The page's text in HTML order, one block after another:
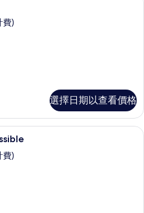
費)
選擇日期以查看價格
埃及棉床單、高級寢具、迷你吧、客
費)